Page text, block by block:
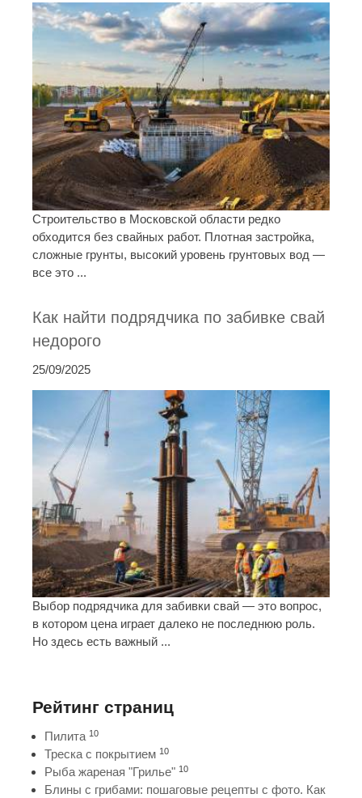
Строительство в Московской области редко
обходится без свайных работ. Плотная застройка,
сложные грунты, высокий уровень грунтовых вод —
все это ...
Как найти подрядчика по забивке свай
недорого
25/09/2025
Выбор подрядчика для забивки свай — это вопрос,
в котором цена играет далеко не последнюю роль.
Но здесь есть важный ...
Рейтинг страниц
Пилита 10
Треска с покрытием 10
Рыба жареная "Грилье" 10
Блины с грибами: пошаговые рецепты с фото. Как